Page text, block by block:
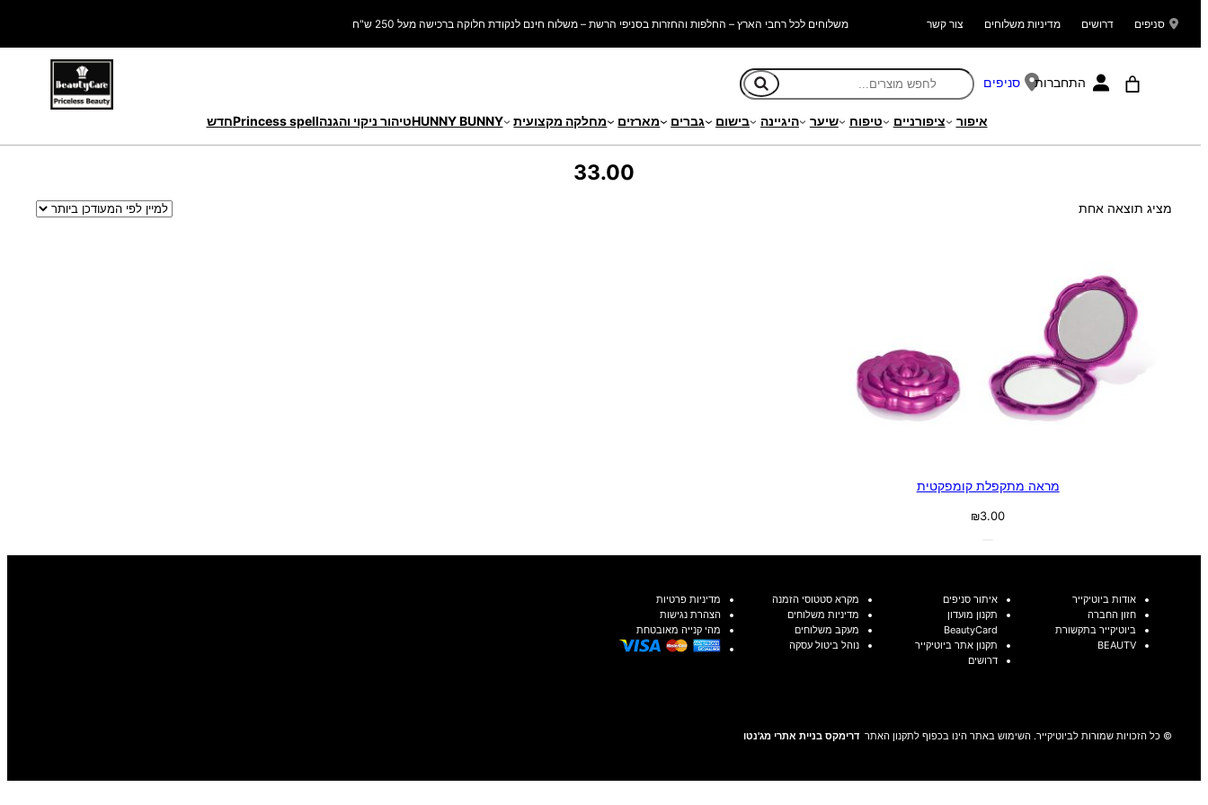
סניפים דרושים מדיניות משלוחים צור קשר משלוחים לכל רחבי הארץ – החלפות והחזרות בסניפי הרשת – משלוח חינם לנקודת חלוקה ברכישה מעל 250 ש"ח
התחברות סניפים
איפור ציפורניים טיפוח שיער היגיינה בישום גברים מארזים מחלקה מקצועית HUNNY BUNNYטיהור ניקוי והגנהPrincess spellחדש
33.00
מציג תוצאה אחת
מראה מתקפלת קומפקטית
₪3.00
אודות ביוטיקייר
חזון החברה
ביוטיקייר בתקשורת
BEAUTV
איתור סניפים
תקנון מועדון
BeautyCard
תקנון אתר ביוטיקייר
דרושים
מקרא סטטוסי הזמנה
מדיניות משלוחים
מעקב משלוחים
נוהל ביטול עסקה
מדיניות פרטיות
הצהרת נגישות
מהי קנייה מאובטחת
© כל הזכויות שמורות לביוטיקייר. השימוש באתר הינו בכפוף לתקנון האתר דרימקס בניית אתרי מג'נטו